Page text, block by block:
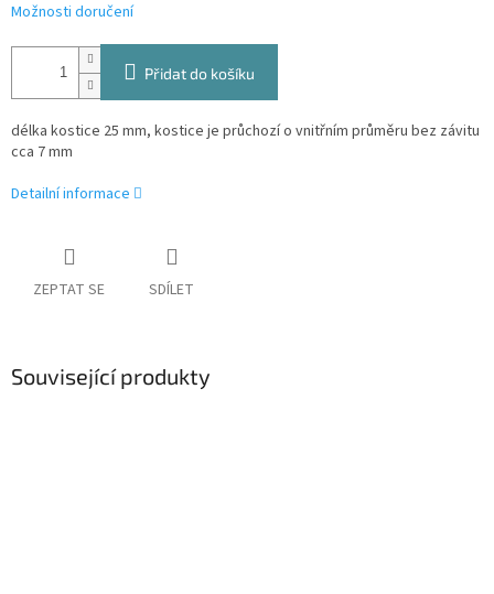
Možnosti doručení
Přidat do košíku
délka kostice 25 mm, kostice je průchozí o vnitřním průměru bez závitu
cca 7 mm
Detailní informace
ZEPTAT SE SDÍLET
Související produkty